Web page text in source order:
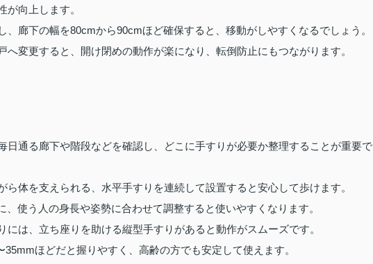
が向上します。
、廊下の幅を80cmから90cmほど確保すると、移動がしやすくなるでしょう。
へ変更すると、開け閉めの動作が楽になり、転倒防止にもつながります。
日通る廊下や階段などを確認し、どこに手すりが必要か整理することが重要で
体を支えられる、水平手すりを連続して設置すると安心して歩けます。
使う人の身長や姿勢に合わせて調整すると使いやすくなります。
には、立ち座りを助ける縦型手すりがあると動作がスムーズです。
ほどだと握りやすく、高齢の方でも安定して使えます。